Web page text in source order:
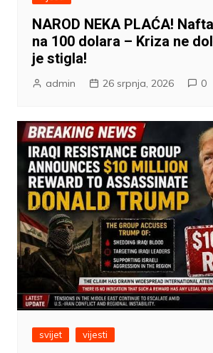
NAROD NEKA PLAĆA!
na 100 dolara – Kriza ne
je stigla!
admin 26 srpnja, 2026 0
svijet vijesti